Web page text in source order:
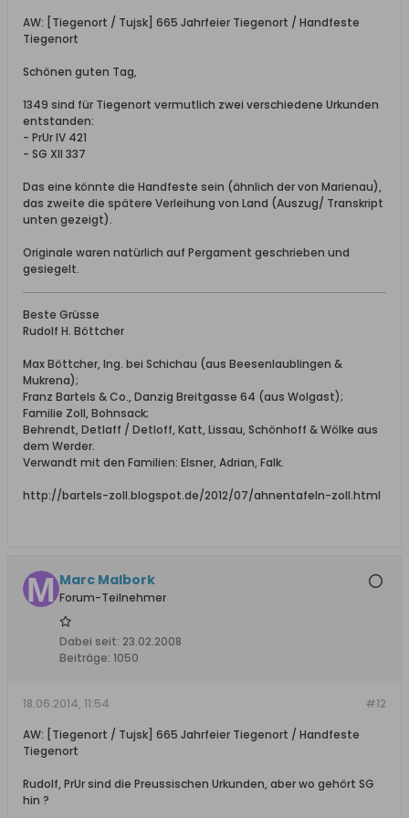
AW: [Tiegenort / Tujsk] 665 Jahrfeier Tiegenort / Handfeste
Tiegenort
Schönen guten Tag,
1349 sind für Tiegenort vermutlich zwei verschiedene Urkunden
entstanden:
- PrUr IV 421
- SG XII 337
Das eine könnte die Handfeste sein (ähnlich der von Marienau),
das zweite die spätere Verleihung von Land (Auszug/ Transkript
unten gezeigt).
Originale waren natürlich auf Pergament geschrieben und
gesiegelt.
Beste Grüsse
Rudolf H. Böttcher
Max Böttcher, Ing. bei Schichau (aus Beesenlaublingen &
Mukrena);
Franz Bartels & Co., Danzig Breitgasse 64 (aus Wolgast);
Familie Zoll, Bohnsack;
Behrendt, Detlaff / Detloff, Katt, Lissau, Schönhoff & Wölke aus
dem Werder.
Verwandt mit den Familien: Elsner, Adrian, Falk.
http://bartels-zoll.blogspot.de/2012/07/ahnentafeln-zoll.html
Marc Malbork
Forum-Teilnehmer
Dabei seit: 23.02.2008
Beiträge: 1050
#12
18.06.2014, 11:54
AW: [Tiegenort / Tujsk] 665 Jahrfeier Tiegenort / Handfeste
Tiegenort
Rudolf, PrUr sind die Preussischen Urkunden, aber wo gehört SG
hin ?